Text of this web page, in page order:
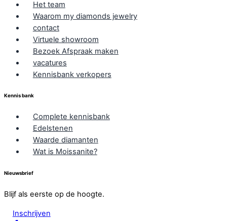
Het team
Waarom my diamonds jewelry
contact
Virtuele showroom
Bezoek Afspraak maken
vacatures
Kennisbank verkopers
Kennis bank
Complete kennisbank
Edelstenen
Waarde diamanten
Wat is Moissanite?
Nieuwsbrief
Blijf als eerste op de hoogte.
Inschrijven